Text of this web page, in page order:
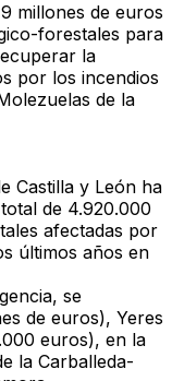
millones de euros
forestales para
la
por los incendios
de la
Castilla y León ha
de 4.920.000
afectadas por
últimos años en
, se
de euros), Yeres
euros), en la
la Carballeda-